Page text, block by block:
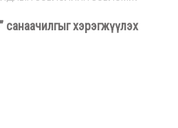
санаачилгыг хэрэгжүүлэх